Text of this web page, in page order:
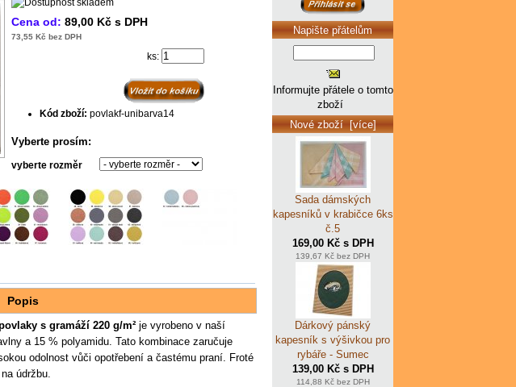
Cena od: 89,00 Kč s DPH
73,55 Kč bez DPH
ks:
Kód zboží: povlakf-unibarva14
Vyberte prosím:
vyberte rozměr
Popis
s gramáží 220 g/m² je vyrobeno v naší
a 15 % polyamidu. Tato kombinace zaručuje
odolnost vůči opotřebení a častému praní.
Froté
údržbu.
Napište přátelům
Informujte přátele o tomto
zboží
Nové zboží [více]
Sada dámských
kapesníků v krabičce 6ks
č.5
169,00 Kč s DPH
139,67 Kč bez DPH
Dárkový pánský
kapesník s výšivkou pro
rybáře - Sumec
139,00 Kč s DPH
114,88 Kč bez DPH